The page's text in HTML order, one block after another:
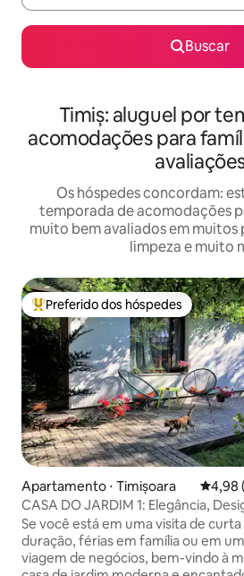
Buscar
Timiș: aluguel por
acomodações para
Os hóspedes concordam:
temporada de acomodações
muito bem avaliados em muitos
limpeza e muito
Entre os melhores preferidos dos
Preferido dos hóspedes
Apartamento ⋅ Timișoara 4,98
4,98
CASA DO JARDIM 1: Elegância,
Natureza
Se você está em uma visita de curta
duração, férias em família ou em
viagem de negócios, bem-vindo à